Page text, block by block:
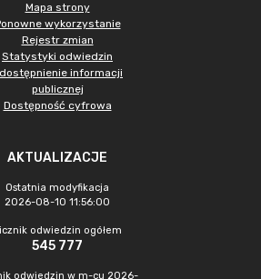
Mapa strony
wykorzystanie
Rejestr zmian
Statystyki odwiedzin
informacji
publicznej
Dostępność cyfrowa
AKTUALIZACJE
Ostatnia modyfikacja
2026-08-10 11:56:00
odwiedzin ogółem
545 777
odwiedzin w m-cu 2026-